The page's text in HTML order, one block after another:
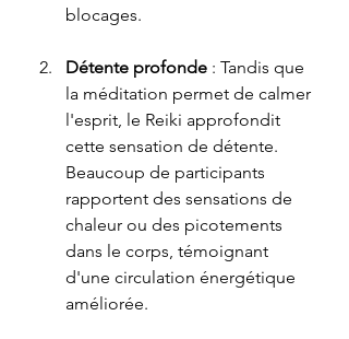
blocages.
Détente profonde : Tandis que
la méditation permet de calmer
l'esprit, le Reiki approfondit
cette sensation de détente.
Beaucoup de participants
rapportent des sensations de
chaleur ou des picotements
dans le corps, témoignant
d'une circulation énergétique
améliorée.